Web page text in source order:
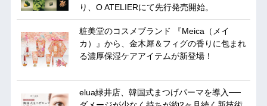
り、O ATELIERにて先行発売開始。
粧美堂のコスメブランド 『Meica（メイ
カ）』から、金木犀＆フィグの香りに包まれ
る濃厚保湿ケアアイテムが新登場！
elua緑井店、韓国式まつげパーマを導入──